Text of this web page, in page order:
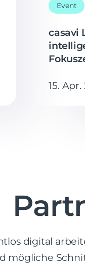
Event
casavi
15.
digital
mögliche